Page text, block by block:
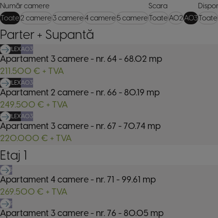
Număr camere
Toate2 camere 3 camere4 camere5 camere
Scara
ToateA02A03Toate
Parter + Supantă
DUPLEXA03
Apartament 3 camere - nr. 64 - 68.02 mp
211.500 € + TVA
DUPLEXA03
Apartament 2 camere - nr. 66 - 80.19 mp
249.500 € + TVA
DUPLEXA03
Apartament 3 camere - nr. 67 -70.74 mp
220.000 € + TVA
Etaj 1
A03
Apartament 4 camere - nr.71 - 99.61 mp
269.500 € + TVA
A03
Apartament 3 camere - nr.76 - 80.05 mp